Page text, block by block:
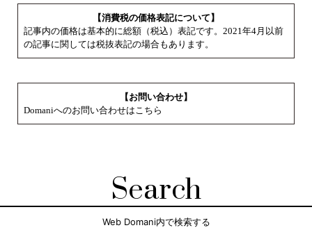
【消費税の価格表記について】
記事内の価格は基本的に総額（税込）表記です。2021年4月以前
の記事に関しては税抜表記の場合もあります。
【お問い合わせ】
Domaniへのお問い合わせはこちら
Search
Web Domani内で検索する